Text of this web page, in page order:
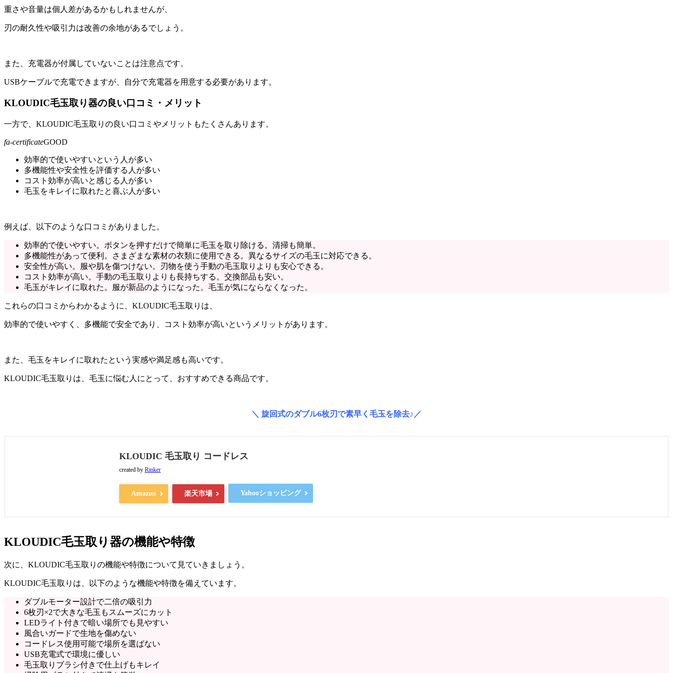
重さや音量は個人差があるかもしれませんが、
刃の耐久性や吸引力は改善の余地があるでしょう。
また、充電器が付属していないことは注意点です。
USBケーブルで充電できますが、自分で充電器を用意する必要があります。
KLOUDIC毛玉取り器の良い口コミ・メリット
一方で、KLOUDIC毛玉取りの良い口コミやメリットもたくさんあります。
fa-certificateGOOD
効率的で使いやすいという人が多い
多機能性や安全性を評価する人が多い
コスト効率が高いと感じる人が多い
毛玉をキレイに取れたと喜ぶ人が多い
例えば、以下のような口コミがありました。
効率的で使いやすい。ボタンを押すだけで簡単に毛玉を取り除ける。清掃も簡単。
多機能性があって便利。さまざまな素材の衣類に使用できる。異なるサイズの毛玉に対応できる。
安全性が高い。服や肌を傷つけない。刃物を使う手動の毛玉取りよりも安心できる。
コスト効率が高い。手動の毛玉取りよりも長持ちする。交換部品も安い。
毛玉がキレイに取れた。服が新品のようになった。毛玉が気にならなくなった。
これらの口コミからわかるように、KLOUDIC毛玉取りは、
効率的で使いやすく、多機能で安全であり、コスト効率が高いというメリットがあります。
また、毛玉をキレイに取れたという実感や満足感も高いです。
KLOUDIC毛玉取りは、毛玉に悩む人にとって、おすすめできる商品です。
＼ 旋回式のダブル6枚刃で素早く毛玉を除去♪／
KLOUDIC 毛玉取り コードレス
created by Rinker
Amazon 楽天市場 Yahooショッピング
KLOUDIC毛玉取り器の機能や特徴
次に、KLOUDIC毛玉取りの機能や特徴について見ていきましょう。
KLOUDIC毛玉取りは、以下のような機能や特徴を備えています。
ダブルモーター設計で二倍の吸引力
6枚刃×2で大きな毛玉もスムーズにカット
LEDライト付きで暗い場所でも見やすい
風合いガードで生地を傷めない
コードレス使用可能で場所を選ばない
USB充電式で環境に優しい
毛玉取りブラシ付きで仕上げもキレイ